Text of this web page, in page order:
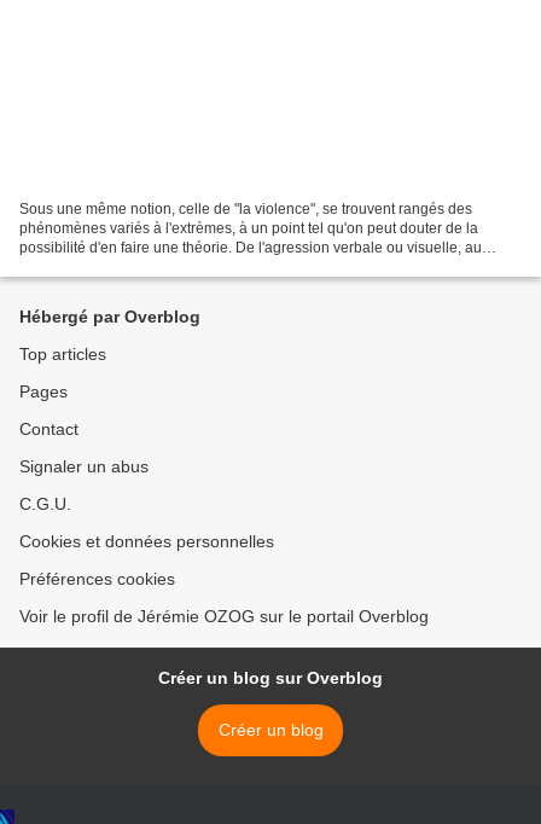
Sous une même notion, celle de "la violence", se trouvent rangés des
phénomènes variés à l'extrèmes, à un point tel qu'on peut douter de la
possibilité d'en faire une théorie. De l'agression verbale ou visuelle, au
Hébergé par Overblog
Top articles
Pages
Contact
Signaler un abus
C.G.U.
Cookies et données personnelles
Préférences cookies
Voir le profil de Jérémie OZOG sur le portail Overblog
Créer un blog sur Overblog
Créer un blog